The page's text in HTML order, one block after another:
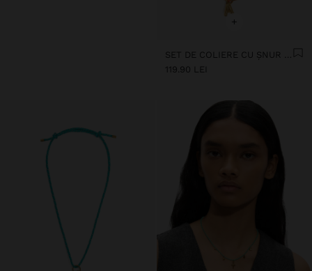
+
SET DE COLIERE CU ȘNUR REGLABIL CU LITERA A - OȚEL INOXIDABIL
119.90 LEI